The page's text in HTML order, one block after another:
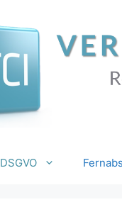
DSGVO